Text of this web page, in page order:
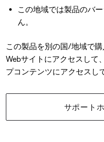
この地域では製品のバ
ん。
この製品を別の国/地域で
Webサイトにアクセスして
プコンテンツにアクセスし
サポート